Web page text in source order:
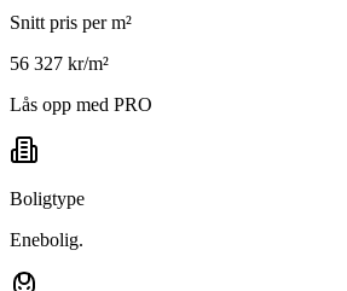
Snitt pris per m²
56 327 kr/m²
Lås opp med PRO
Boligtype
Enebolig.